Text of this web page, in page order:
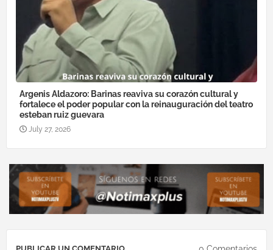
Argenis Aldazoro: Barinas reaviva su corazón cultural y
fortalece el poder popular con la reinauguración del teatro
esteban ruiz guevara
July 27, 2026